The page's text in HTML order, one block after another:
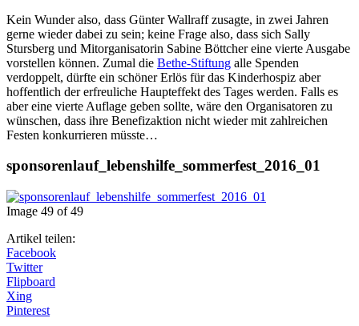
Kein Wunder also, dass Günter Wallraff zusagte, in zwei Jahren
gerne wieder dabei zu sein; keine Frage also, dass sich Sally
Stursberg und Mitorganisatorin Sabine Böttcher eine vierte Ausgabe
vorstellen können. Zumal die Bethe-Stiftung alle Spenden
verdoppelt, dürfte ein schöner Erlös für das Kinderhospiz aber
hoffentlich der erfreuliche Haupteffekt des Tages werden. Falls es
aber eine vierte Auflage geben sollte, wäre den Organisatoren zu
wünschen, dass ihre Benefizaktion nicht wieder mit zahlreichen
Festen konkurrieren müsste…
sponsorenlauf_lebenshilfe_sommerfest_2016_01
Image 49 of 49
Artikel teilen:
Facebook
Twitter
Flipboard
Xing
Pinterest